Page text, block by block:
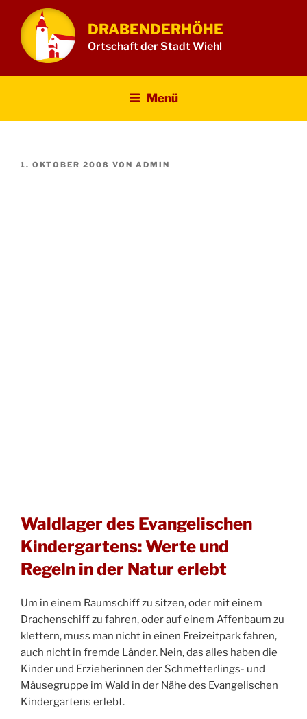
Inhalt
springen
DRABENDERHÖHE
Ortschaft der Stadt Wiehl
Menü
VERÖFFENTLICHT
1. OKTOBER 2008 VON ADMIN
Waldlager des Evangelischen
Kindergartens: Werte und
Regeln in der Natur erlebt
Um in einem Raumschiff zu sitzen, oder mit einem
Drachenschiff zu fahren, oder auf einem Affenbaum zu
klettern, muss man nicht in einen Freizeitpark fahren,
auch nicht in fremde Länder. Nein, das alles haben die
Kinder und Erzieherinnen der Schmetterlings- und
Mäusegruppe im Wald in der Nähe des Evangelischen
Kindergartens erlebt.